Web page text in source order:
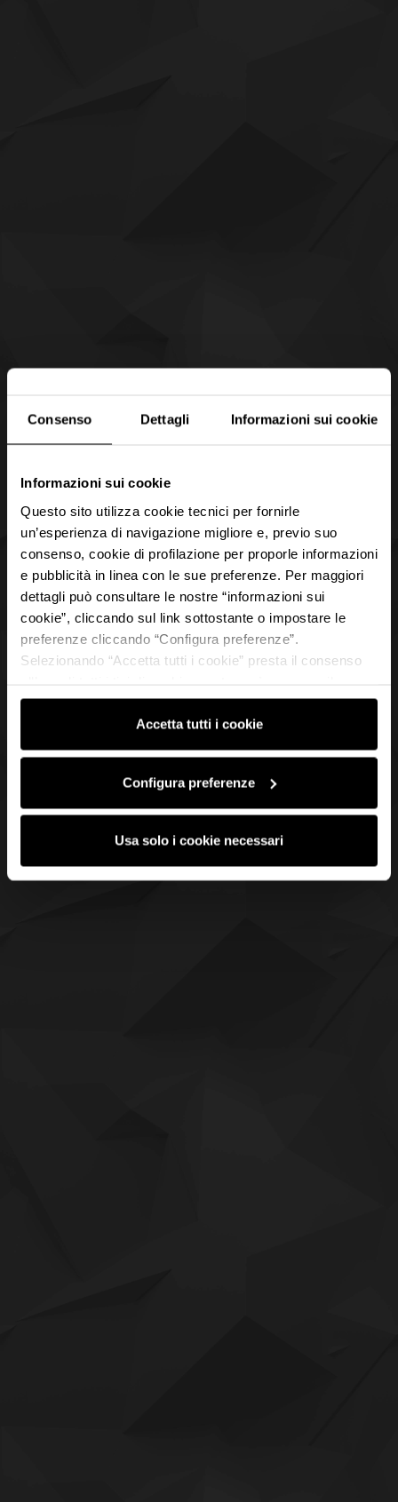
Consenso Dettagli Informazioni sui cookie
Informazioni sui cookie
Questo sito utilizza cookie tecnici per fornirle
un’esperienza di navigazione migliore e, previo suo
consenso, cookie di profilazione per proporle informazioni
e pubblicità in linea con le sue preferenze. Per maggiori
dettagli può consultare le nostre “informazioni sui
cookie”, cliccando sul link sottostante o impostare le
preferenze cliccando “Configura preferenze”.
Selezionando “Accetta tutti i cookie” presta il consenso
consenso cliccando su “Usa solo i cookie necessari” e
saranno attivati i soli cookie tecnici necessari al corretto
funzionamento del sito.
Accetta tutti i cookie
Configura preferenze
Usa solo i cookie necessari